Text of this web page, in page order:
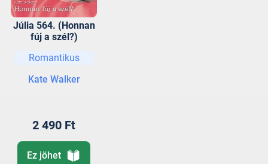
Júlia 564. (Honnan
fúj a szél?)
Romantikus
Kate Walker
2 490 Ft
Ez jöhet